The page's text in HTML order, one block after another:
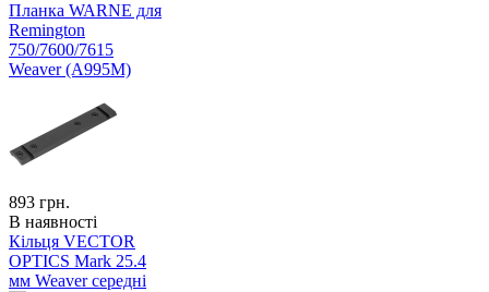
Планка WARNE для
Remington
750/7600/7615
Weaver (А995М)
893 грн.
В наявності
Кільця VECTOR
OPTICS Mark 25.4
мм Weaver середні